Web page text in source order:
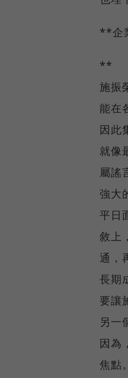
**企
**
施振
能在
因此
就像
屬謠
強大
平日
敘上
通，
長期
要讓
另一
因為
焦點